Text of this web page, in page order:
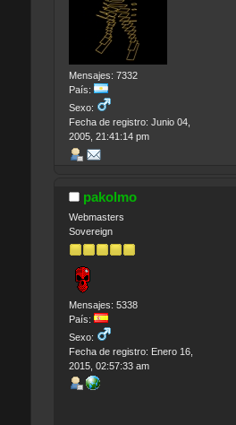
Mensajes: 7332
País:
Sexo:
Fecha de registro: Junio 04,
2005, 21:41:14 pm
pakolmo
Webmasters
Sovereign
Mensajes: 5338
País:
Sexo:
Fecha de registro: Enero 16,
2015, 02:57:33 am